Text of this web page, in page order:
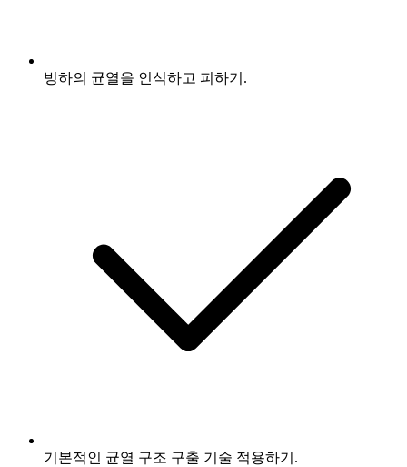
빙하의 균열을 인식하고 피하기.
기본적인 균열 구조 구출 기술 적용하기.